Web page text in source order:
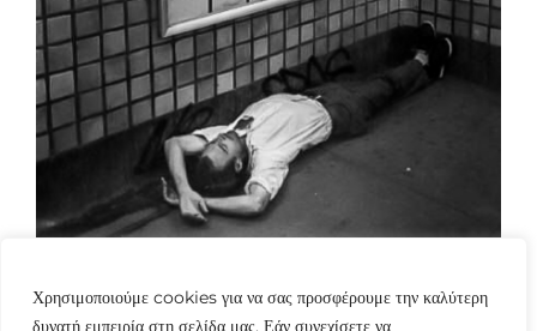
Χρησιμοποιούμε cookies για να σας προσφέρουμε την καλύτερη
δυνατή εμπειρία στη σελίδα μας. Εάν συνεχίσετε να